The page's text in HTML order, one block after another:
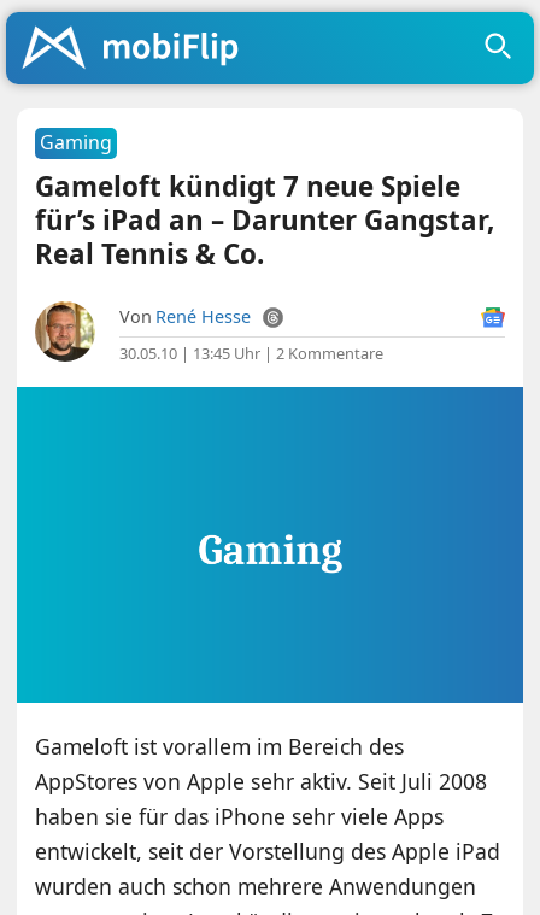
Gaming
Gameloft kündigt 7 neue Spiele
für’s iPad an – Darunter Gangstar,
Real Tennis & Co.
Von René Hesse
30.05.10 | 13:45 Uhr |2 Kommentare
Gameloft ist vorallem im Bereich des
AppStores von Apple sehr aktiv. Seit Juli 2008
haben sie für das iPhone sehr viele Apps
entwickelt, seit der Vorstellung des Apple iPad
wurden auch schon mehrere Anwendungen